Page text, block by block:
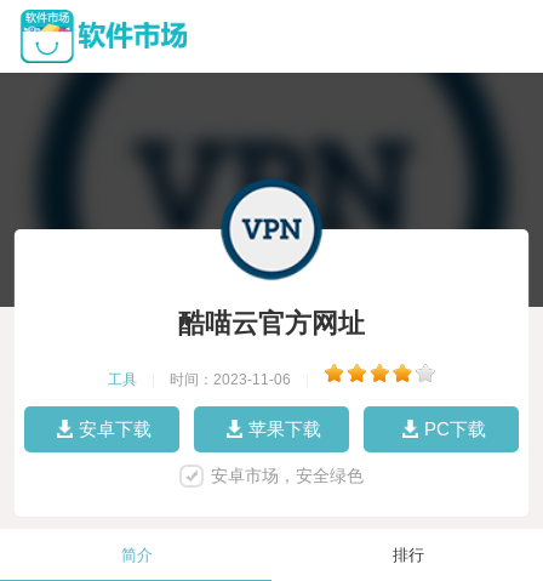
酷喵云官方网址
工具 时间：2023-11-06
安卓下载 苹果下载 PC下载
安卓市场，安全绿色
简介 排行